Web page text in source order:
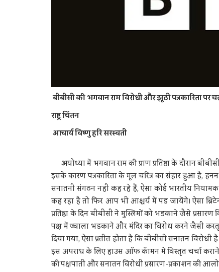
बीबीसी की भगवान राम विरोधी और झूठी पत्रकारिता
राष्ट्र चिंतन
आचार्य विष्णु हरि सरस्वती
अयोध्या में भगवान राम की प्राण प्रतिष्ठा के दौरान
इसके कारण पत्रकारिता के मूल चरित्र का संहार हुआ है,
सनातनी संगठन नहीं कह रहे हैं, ऐसा कोई भारतीय
कह रहा है तो फिर आप भी आश्चर्य में पड जायेंगे। ऐसा
प्रतिष्ठा के दिन बीबीसी ने मुस्लिमों को भडकाने जैसे
पक्ष में ज्वाला भडकाने और मंदिर का विरोध करने जैसी
दिया गया, ऐसा प्रतीत होता है कि बीबीसी सनातन
इस अपराध के लिए हाउस ऑफ कॅामन में विस्तृत चर्चा
की पक्षपाती और सनातन विरोधी प्रसारण-प्रकाशन की